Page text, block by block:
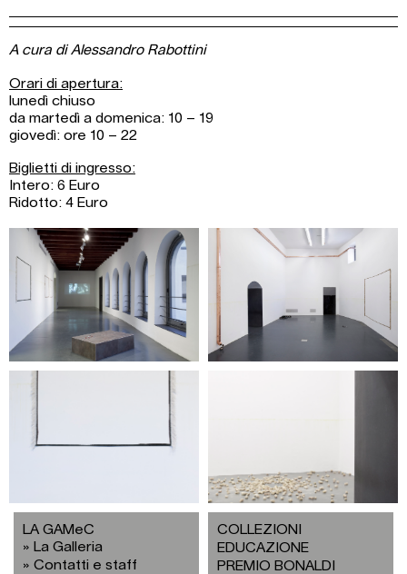
A cura di Alessandro Rabottini
Orari di apertura:
lunedì chiuso
da martedì a domenica: 10 – 19
giovedì: ore 10 – 22
Biglietti di ingresso:
Intero: 6 Euro
Ridotto: 4 Euro
LA GAMeC
La Galleria
Contatti e staff
COLLEZIONI
EDUCAZIONE
PREMIO BONALDI